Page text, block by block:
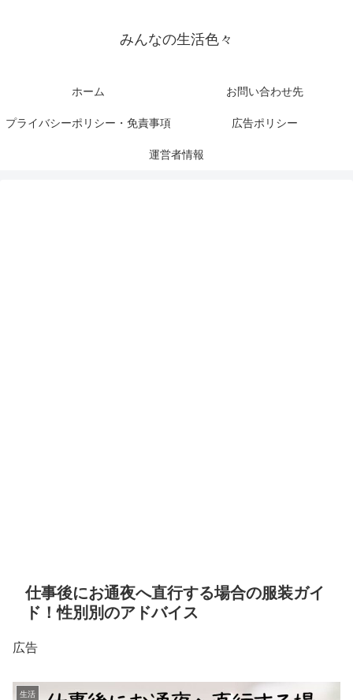
みんなの生活色々
ホーム お問い合わせ先
プライバシーポリシー・免責事項 広告ポリシー
運営者情報
仕事後にお通夜へ直行する場合の服装ガイ
ド！性別別のアドバイス
広告
生活